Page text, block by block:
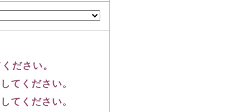
ださい。
てください。
てください。